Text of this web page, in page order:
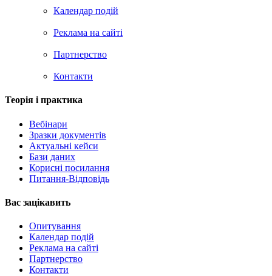
Календар подій
Реклама на сайтi
Партнерство
Контакти
Теорія i практика
Вебінари
Зразки документів
Актуальні кейси
Бази даних
Корисні посилання
Питання-Відповідь
Вас зацiкавить
Опитування
Календар подій
Реклама на сайтi
Партнерство
Контакти